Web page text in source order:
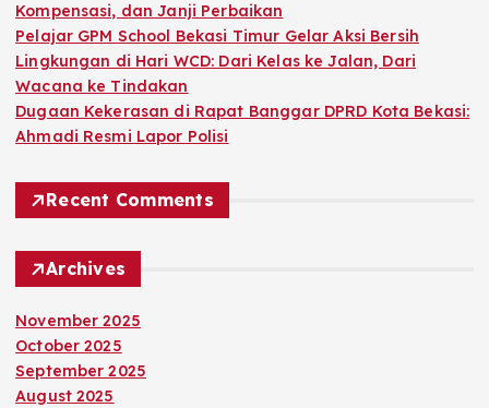
Kompensasi, dan Janji Perbaikan
Pelajar GPM School Bekasi Timur Gelar Aksi Bersih
Lingkungan di Hari WCD: Dari Kelas ke Jalan, Dari
Wacana ke Tindakan
Dugaan Kekerasan di Rapat Banggar DPRD Kota Bekasi:
Ahmadi Resmi Lapor Polisi
Recent Comments
Archives
November 2025
October 2025
September 2025
August 2025